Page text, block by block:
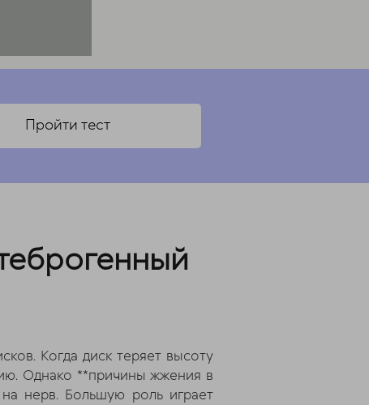
Пройти тест
Когда диск теряет высоту
Однако **причины жжения в
нерв. Большую роль играет